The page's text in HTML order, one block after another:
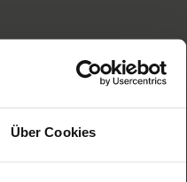
Über Cookies